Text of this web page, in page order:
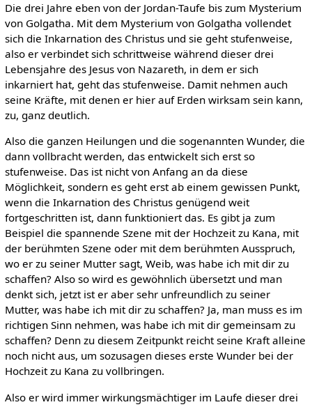
Die drei Jahre eben von der Jordan-Taufe bis zum Mysterium
von Golgatha. Mit dem Mysterium von Golgatha vollendet
sich die Inkarnation des Christus und sie geht stufenweise,
also er verbindet sich schrittweise während dieser drei
Lebensjahre des Jesus von Nazareth, in dem er sich
inkarniert hat, geht das stufenweise. Damit nehmen auch
seine Kräfte, mit denen er hier auf Erden wirksam sein kann,
zu, ganz deutlich.
Also die ganzen Heilungen und die sogenannten Wunder, die
dann vollbracht werden, das entwickelt sich erst so
stufenweise. Das ist nicht von Anfang an da diese
Möglichkeit, sondern es geht erst ab einem gewissen Punkt,
wenn die Inkarnation des Christus genügend weit
fortgeschritten ist, dann funktioniert das. Es gibt ja zum
Beispiel die spannende Szene mit der Hochzeit zu Kana, mit
der berühmten Szene oder mit dem berühmten Ausspruch,
wo er zu seiner Mutter sagt, Weib, was habe ich mit dir zu
schaffen? Also so wird es gewöhnlich übersetzt und man
denkt sich, jetzt ist er aber sehr unfreundlich zu seiner
Mutter, was habe ich mit dir zu schaffen? Ja, man muss es im
richtigen Sinn nehmen, was habe ich mit dir gemeinsam zu
schaffen? Denn zu diesem Zeitpunkt reicht seine Kraft alleine
noch nicht aus, um sozusagen dieses erste Wunder bei der
Hochzeit zu Kana zu vollbringen.
Also er wird immer wirkungsmächtiger im Laufe dieser drei